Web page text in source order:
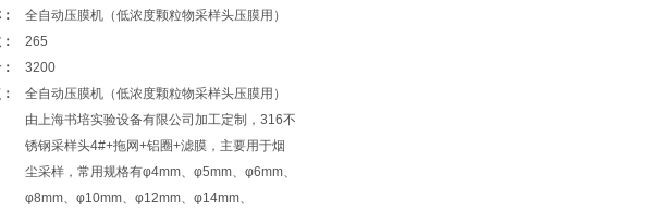
全自动压膜机（低浓度颗粒物采样头压膜用）
265
3200
全自动压膜机（低浓度颗粒物采样头压膜用）
由上海书培实验设备有限公司加工定制，316不
锈钢采样头4#+拖网+铝圈+滤膜，主要用于烟
尘采样，常用规格有φ4mm、φ5mm、φ6mm、
φ8mm、φ10mm、φ12mm、φ14mm、